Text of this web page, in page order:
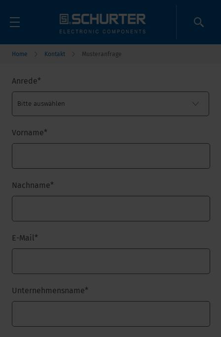
Home Kontakt Musteranfrage
Anrede*
Vorname*
Nachname*
E-Mail*
Unternehmensname*